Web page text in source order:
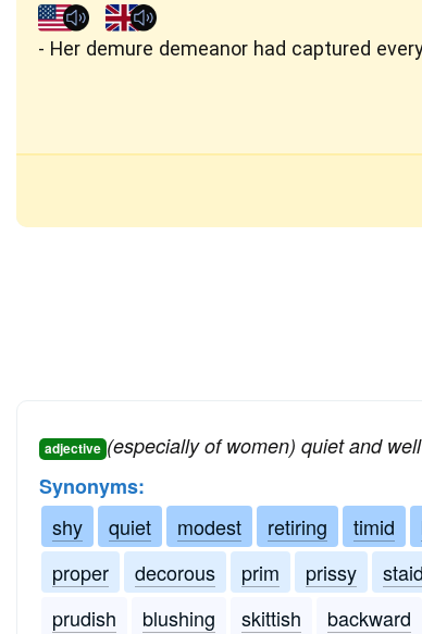
Her demure demeanor had captured
adjective (especially of women) quiet and
Synonyms:
shy
quiet modest retiring timid
proper
decorous prim prissy staid
prudish
blushing skittish backward